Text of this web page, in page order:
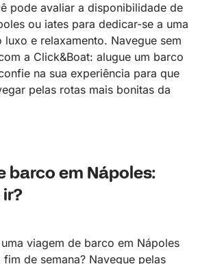
pode avaliar a disponibilidade de
ou iates para dedicar-se a uma
e relaxamento. Navegue sem
a Click&Boat: alugue um barco
na sua experiência para que
pelas rotas mais bonitas da
barco em Nápoles:
viagem de barco em Nápoles
de semana? Navegue pelas